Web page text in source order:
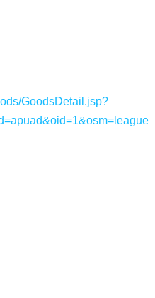
GoodsDetail.jsp?